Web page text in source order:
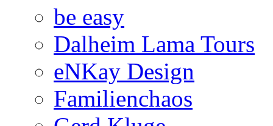
be easy
Dalheim Lama Tours
eNKay Design
Familienchaos